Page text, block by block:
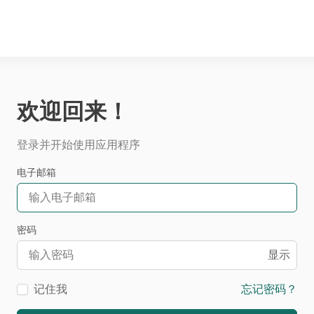
欢迎回来！
登录并开始使用应用程序
电子邮箱
密码
显示
记住我 忘记密码？